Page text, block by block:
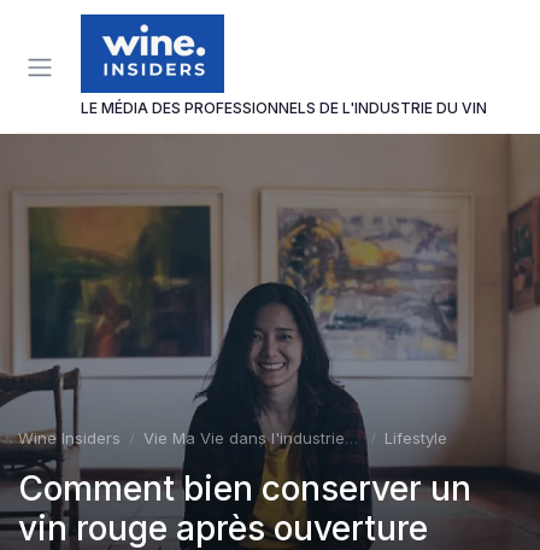
LE MÉDIA DES PROFESSIONNELS DE L'INDUSTRIE DU VIN
Wine Insiders Vie Ma Vie dans l'industrie du vin Lifestyle
Comment bien conserver un
vin rouge après ouverture
Panneau de gestion des cookies